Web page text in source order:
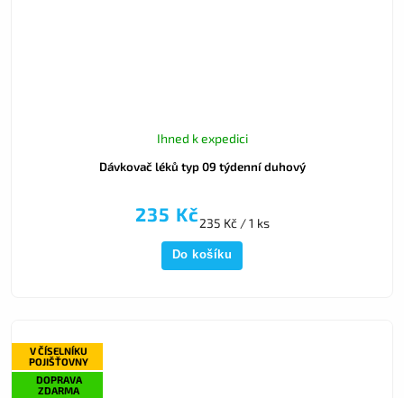
Dávkovač léků typ 09 týdenní duhový
Ihned k expedici
235 Kč235 Kč / 1 ks
Do košíku
V ČÍSELNÍKU
POJIŠŤOVNY
DOPRAVA
ZDARMA